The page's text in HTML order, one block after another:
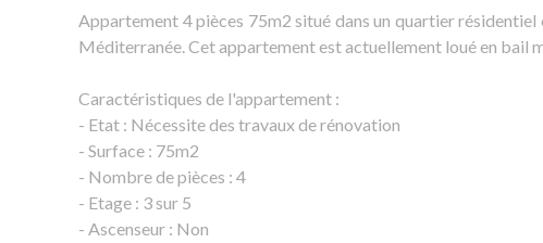
Appartement 4 pièces 75m2 situé dans un quartier
Méditerranée. Cet appartement est actuellement loué en bail
Caractéristiques de l'appartement :
- Etat : Nécessite des travaux de rénovation
- Surface : 75m2
- Nombre de pièces : 4
- Etage : 3 sur 5
- Ascenseur : Non